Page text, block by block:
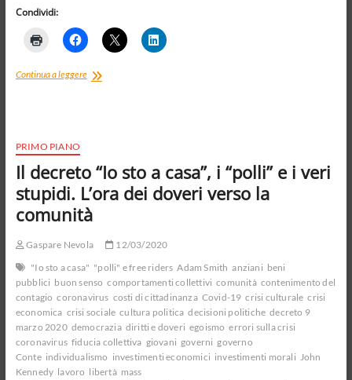
Condividi:
Continua a leggereIl
PRIMO PIANO
Il decreto “Io sto a casa”, i “polli” e i veri
stupidi. L’ora dei doveri verso la
comunità
Gaspare Nevola
12/03/2020
"Io sto a casa" "polli" e free riders Adam Smith anziani beni
pubblici buon senso comportamenti collettivi comunità contenimento del
contagio coronavirus costi di cittadinanza Covid-19 crisi culturale crisi
economica crisi sociale cultura politica decisioni politiche decreto 9
marzo 2020 democrazia diritti e doveri egoismo errori sulla crisi
coronavirus fiducia collettiva giovani governi governo
Conte individualismo investimenti economici investimenti morali John
Kennedy lavoro libertà mass